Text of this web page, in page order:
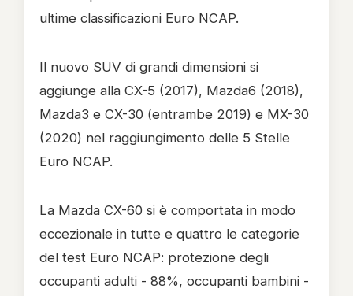
ultime classificazioni Euro NCAP.
Il nuovo SUV di grandi dimensioni si
aggiunge alla CX-5 (2017), Mazda6 (2018),
Mazda3 e CX-30 (entrambe 2019) e MX-30
(2020) nel raggiungimento delle 5 Stelle
Euro NCAP.
La Mazda CX-60 si è comportata in modo
eccezionale in tutte e quattro le categorie
del test Euro NCAP: protezione degli
occupanti adulti - 88%, occupanti bambini -